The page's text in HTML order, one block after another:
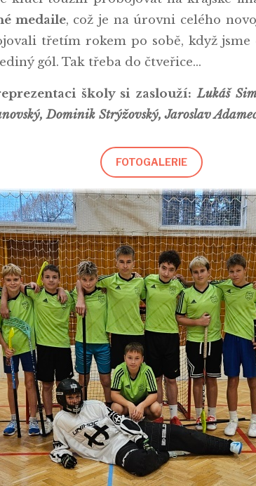
medaile, což je na úrovni celého
třetím rokem po sobě, když
gól. Tak třeba do čtveřice…
školy si zaslouží:Lukáš
Dominik Strýžovský, Jaroslav
FOTOGALERIE